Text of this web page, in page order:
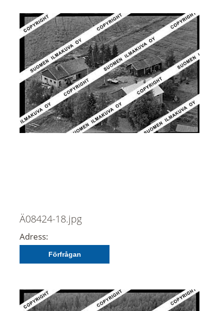
Ä08424-18.jpg
Adress:
Förfrågan